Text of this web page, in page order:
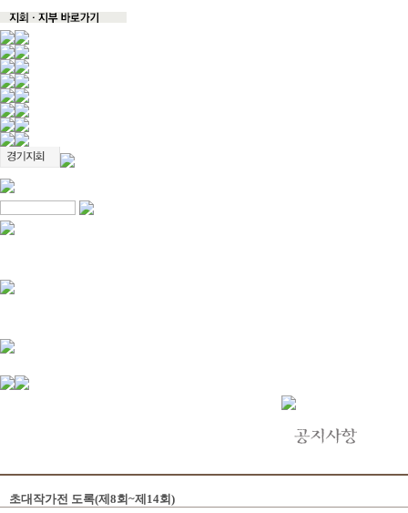
초대작가전 도록(제8회~제14회)